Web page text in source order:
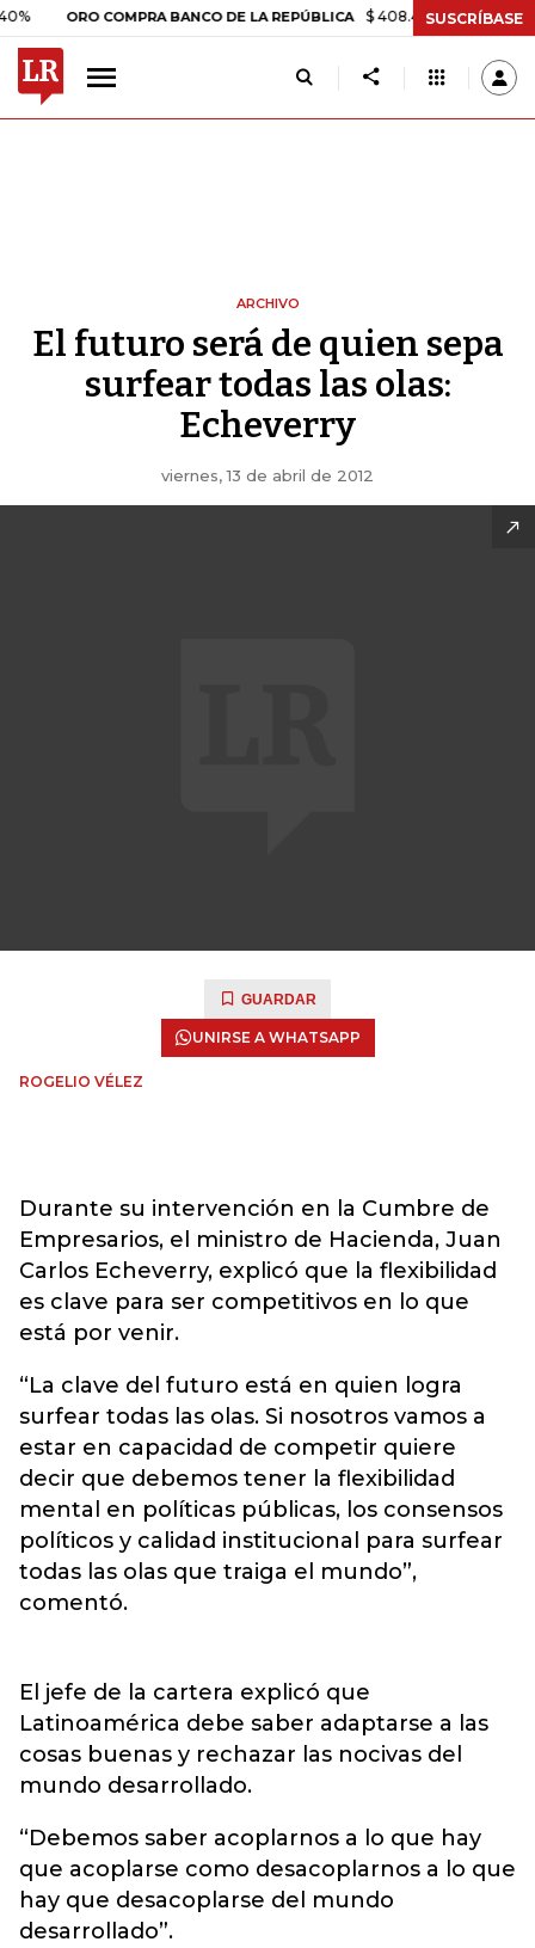
ORO COMPRA BANCO DE LA REPÚBLICA $ 408.498,97 +$ 8.753,81
SUSCRÍBASE
ARCHIVO
El futuro será de quien sepa
surfear todas las olas:
Echeverry
viernes, 13 de abril de 2012
GUARDAR
UNIRSE A WHATSAPP
ROGELIO VÉLEZ
Durante su intervención en la Cumbre de
Empresarios, el ministro de Hacienda, Juan
Carlos Echeverry, explicó que la flexibilidad
es clave para ser competitivos en lo que
está por venir.
“La clave del futuro está en quien logra
surfear todas las olas. Si nosotros vamos a
estar en capacidad de competir quiere
decir que debemos tener la flexibilidad
mental en políticas públicas, los consensos
políticos y calidad institucional para surfear
todas las olas que traiga el mundo”,
comentó.
El jefe de la cartera explicó que
Latinoamérica debe saber adaptarse a las
cosas buenas y rechazar las nocivas del
mundo desarrollado.
“Debemos saber acoplarnos a lo que hay
que acoplarse como desacoplarnos a lo que
hay que desacoplarse del mundo
desarrollado”.